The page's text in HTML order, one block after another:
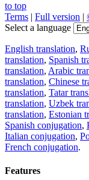
to top
Terms | Full version |
Select a language
English translation,
translation, Spanish
translation, Arabic
translation, Chinese
translation, Tatar
translation, Uzbek
translation, Estonian
Spanish conjugation,
Italian conjugation,
French conjugation.
Features